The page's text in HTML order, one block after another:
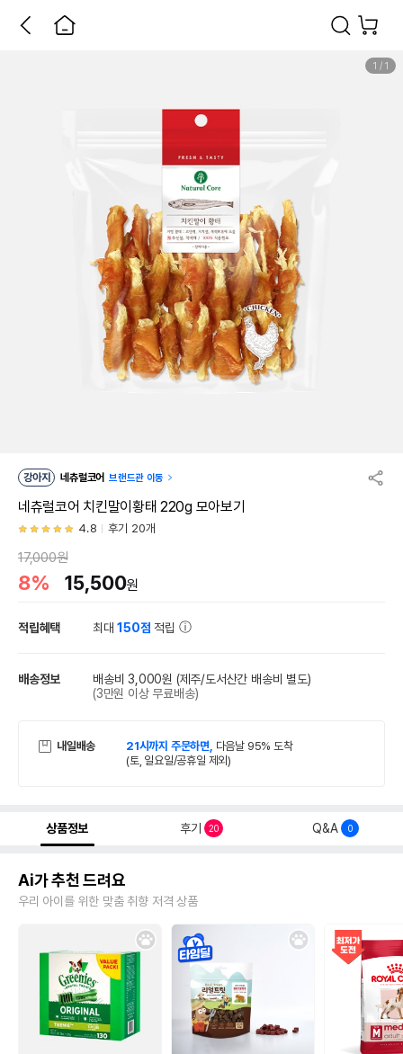
1 / 1
강아지 네츄럴코어 브랜드관 이동
네츄럴코어 치킨말이황태 220g 모아보기
4.8 후기 20개
17,000원
8% 15,500원
적립혜택 최대150점 적립
배송정보 배송비 3,000원 (제주/도서산간 배송비 별도)
(3만원 이상 무료배송)
내일배송 21시까지 주문하면, 다음날 95% 도착
(토, 일요일/공휴일 제외)
상품정보 후기 20 Q&A 0
Ai가 추천 드려요
우리 아이를 위한 맞춤 취향 저격 상품